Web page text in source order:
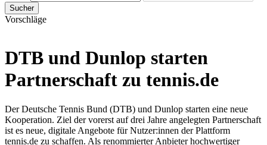
Sucher
Vorschläge
DTB und Dunlop starten
Partnerschaft zu tennis.de
Der Deutsche Tennis Bund (DTB) und Dunlop starten eine neue
Kooperation. Ziel der vorerst auf drei Jahre angelegten Partnerschaft
ist es neue, digitale Angebote für Nutzer:innen der Plattform
tennis.de zu schaffen. Als renommierter Anbieter hochwertiger